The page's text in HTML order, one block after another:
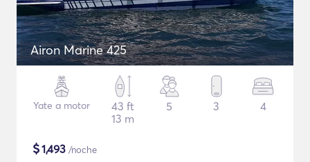
Airon Marine 425
Yate a motor
43 ft
13 m
5 3 4
$1,493 /noche